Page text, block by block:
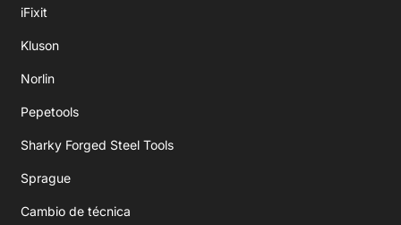
iFixit
Kluson
Norlin
Pepetools
Sharky Forged Steel Tools
Sprague
Cambio de técnica